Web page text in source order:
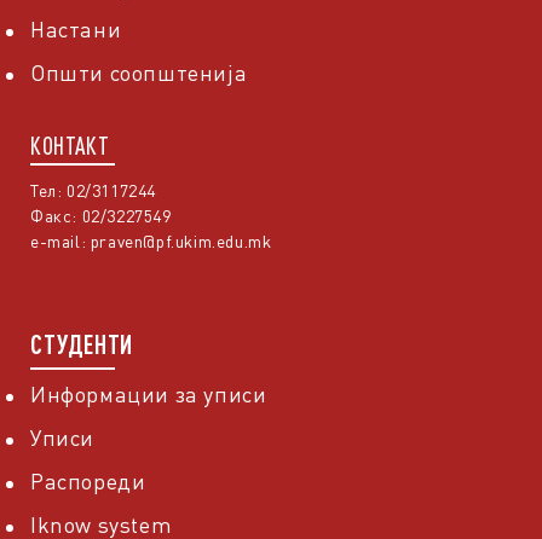
Настани
Општи соопштенија
КОНТАКТ
Тел: 02/3117244
Факс: 02/3227549
e-mail: praven@pf.ukim.edu.mk
СТУДЕНТИ
Информации за уписи
Уписи
Распореди
Iknow system